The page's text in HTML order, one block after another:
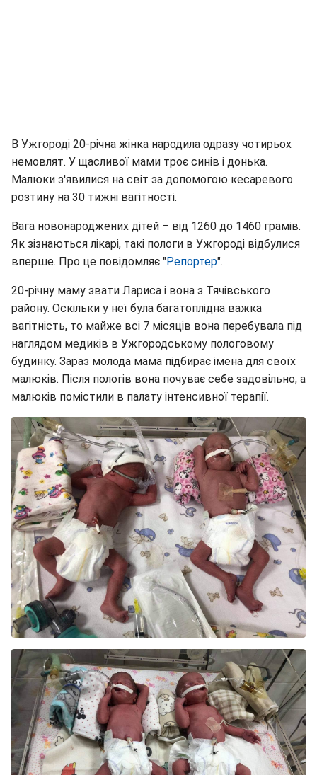
В Ужгороді 20-річна жінка народила одразу чотирьох
немовлят. У щасливої мами троє синів і донька.
Малюки з'явилися на світ за допомогою кесаревого
розтину на 30 тижні вагітності.
Вага новонароджених дітей – від 1260 до 1460 грамів.
Як зізнаються лікарі, такі пологи в Ужгороді відбулися
вперше. Про це повідомляє "Репортер".
20-річну маму звати Лариса і вона з Тячівського
району. Оскільки у неї була багатоплідна важка
вагітність, то майже всі 7 місяців вона перебувала під
наглядом медиків в Ужгородському пологовому
будинку. Зараз молода мама підбирає імена для своїх
малюків. Після пологів вона почуває себе задовільно, а
малюків помістили в палату інтенсивної терапії.